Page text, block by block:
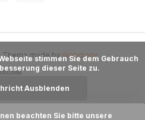
Theme made by Webdinge
dieser Seite zu.
Ausblenden
beachten Sie bitte unsere